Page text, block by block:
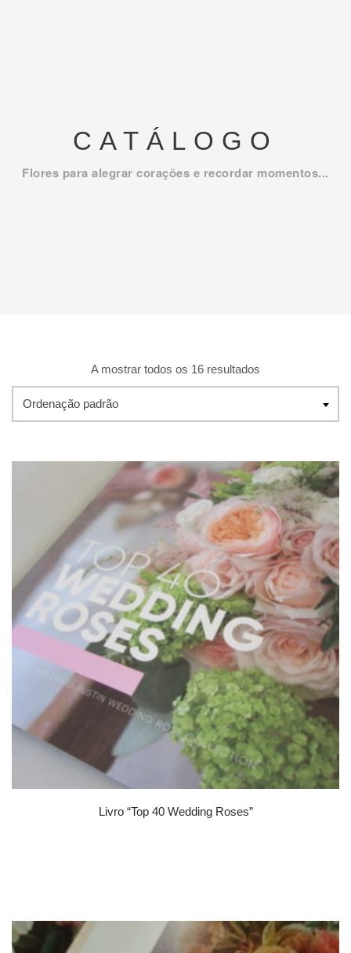
CATÁLOGO
Flores para alegrar corações e recordar momentos...
A mostrar todos os 16 resultados
Ordenação padrão
Livro “Top 40 Wedding Roses”